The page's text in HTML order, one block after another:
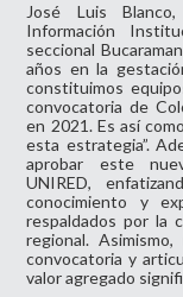
José Luis
Información
seccional
años en la
constituimos
convocatoria de
en 2021. Es así
esta estrategia”.
aprobar este
UNIRED,
conocimiento y
respaldados por la
regional.
convocatoria y
valor agregado